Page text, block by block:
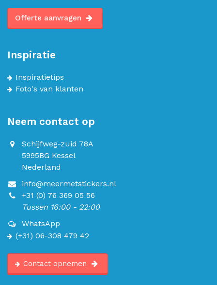
Offerte aanvragen
Inspiratie
Inspiratietips
Foto's van klanten
Neem contact op
Schijfweg-zuid 78A
5995BG Kessel
Nederland
info@meermetstickers.nl
+31 (0) 76 369 05 56
Tussen 16:00 - 22:00
WhatsApp
(+31) 06-308 479 42
Contact opnemen